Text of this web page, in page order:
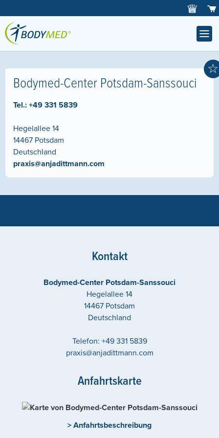
☆
Bodymed-Center Potsdam-Sanssouci
Tel.:+49 331 5839
Hegelallee 14
14467 Potsdam
Deutschland
praxis@anjadittmann.com
Kontakt
Bodymed-Center Potsdam-Sanssouci
Hegelallee 14
14467 Potsdam
Deutschland
Telefon: +49 331 5839
praxis@anjadittmann.com
Anfahrtskarte
> Anfahrtsbeschreibung